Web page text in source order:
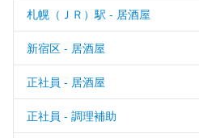
札幌（ＪＲ）駅 - 居酒屋
新宿区 - 居酒屋
正社員 - 居酒屋
正社員 - 調理補助